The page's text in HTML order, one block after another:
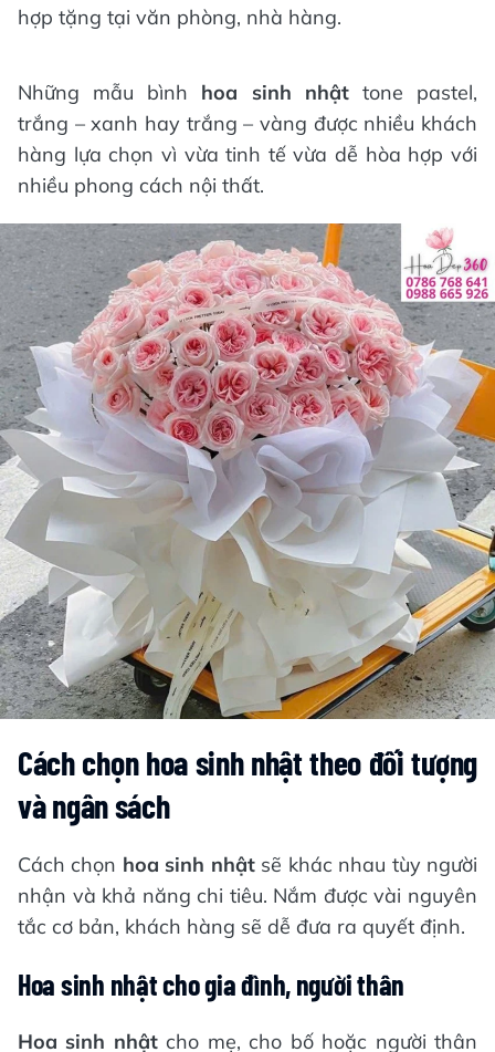
hợp tặng tại văn phòng, nhà hàng.
Những mẫu bình hoa sinh nhậttone pastel,
trắng – xanh hay trắng – vàng được nhiều khách
hàng lựa chọn vì vừa tinh tế vừa dễ hòa hợp với
nhiều phong cách nội thất.
Cách chọn hoa sinh nhật theo đối tượng
và ngân sách
Cách chọn hoa sinh nhậtsẽ khác nhau tùy người
nhận và khả năng chi tiêu. Nắm được vài nguyên
tắc cơ bản, khách hàng sẽ dễ đưa ra quyết định.
Hoa sinh nhật cho gia đình, người thân
Hoa sinh nhậtcho mẹ, cho bố hoặc người thân